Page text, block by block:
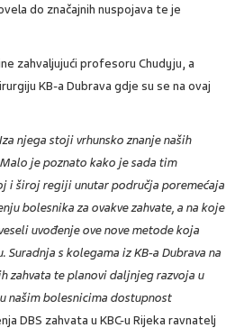
do značajnih nuspojava te je
zahvaljujući profesoru Chudyju, a
KB-a Dubrava gdje su se na ovaj
njega stoji vrhunsko znanje naših
je poznato kako je sada tim
i široj regiji unutar područja poremećaja
bolesnika za ovakve zahvate, a na koje
uvođenje ove nove metode koja
s kolegama iz KB-a Dubrava na
zahvata te planovi daljnjeg razvoja u
našim bolesnicima dostupnost
DBS zahvata u KBC-u Rijeka ravnatelj